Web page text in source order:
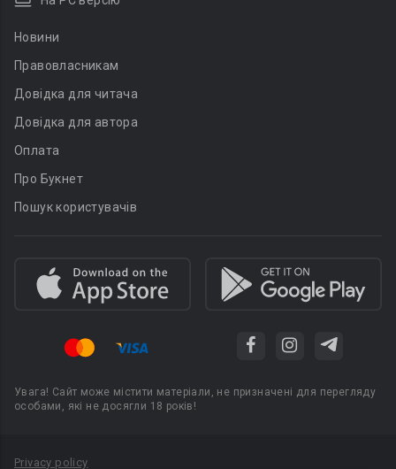
Новини
Правовласникам
Довідка для читача
Довідка для автора
Оплата
Про Букнет
Пошук користувачів
Увага! Сайт може містити матеріали, не призначені для перегляду
особами, які не досягли 18 років!
Privacy policy